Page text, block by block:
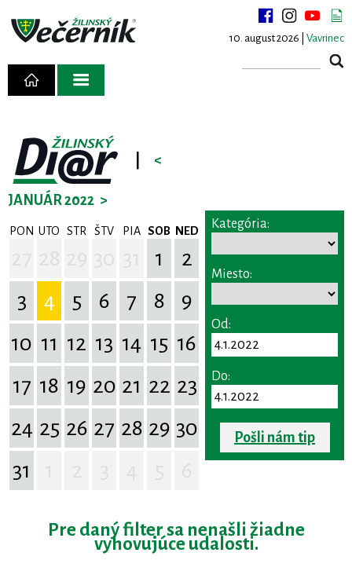
10. august 2026 | Vavrinec
<
JANUÁR 2022 >
PON UTO STR ŠTV PIA SOB NED
1
2
3
4 5 6 7 8
9
10 11 12 13 14 15 16
17 18 19 20 21 22 23
24 25 26 27 28 29 30
31
Kategória:
Miesto:
Od:
Do:
Pošli nám tip
Pre daný filter sa nenašli žiadne
vyhovujúce udalosti.